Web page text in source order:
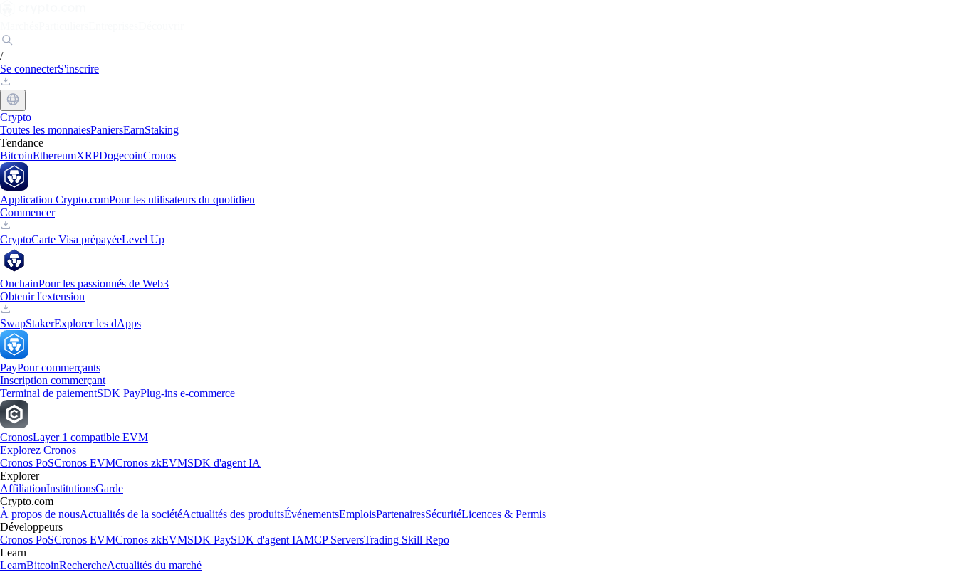
/
Se connecterS'inscrire
Crypto
Toutes les monnaiesPaniersEarnStaking
Tendance
BitcoinEthereumXRPDogecoinCronos
Application Crypto.comPour les utilisateurs du quotidien
Commencer
CryptoCarte Visa prépayéeLevel Up
OnchainPour les passionnés de Web3
Obtenir l'extension
SwapStakerExplorer les dApps
PayPour commerçants
Inscription commerçant
Terminal de paiementSDK PayPlug-ins e-commerce
CronosLayer 1 compatible EVM
Explorez Cronos
Cronos PoSCronos EVMCronos zkEVMSDK d'agent IA
Explorer
AffiliationInstitutionsGarde
Crypto.com
À propos de nousActualités de la sociétéActualités des produitsÉvénementsEmploisPartenairesSécuritéLicences & Permis
Développeurs
Cronos PoSCronos EVMCronos zkEVMSDK PaySDK d'agent IAMCP ServersTrading Skill Repo
Learn
LearnBitcoinRechercheActualités du marché